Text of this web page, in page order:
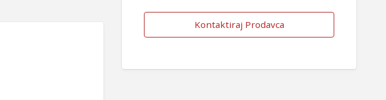
Kontaktiraj Prodavca